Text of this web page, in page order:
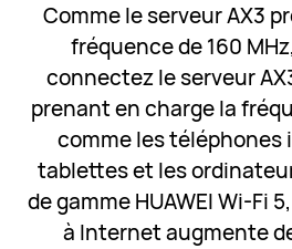
Comme le serveur AX3
fréquence de 160
connectez le serveur
prenant en charge la
comme les
tablettes et les
de gamme HUAWEI Wi-Fi
à Internet augmente